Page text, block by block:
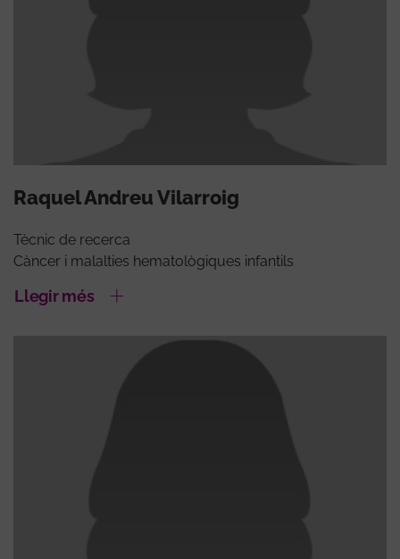
Raquel Andreu Vilarroig
Tècnic de recerca
Càncer i malalties hematològiques infantils
Llegir més